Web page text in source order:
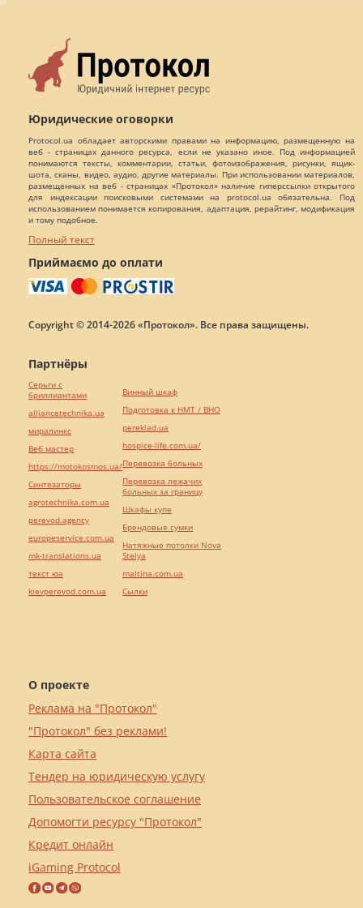
Юридические оговорки
Protocol.ua обладает авторскими правами на информацию, размещенную на
веб - страницах данного ресурса, если не указано иное. Под информацией
понимаются тексты, комментарии, статьи, фотоизображения, рисунки, ящик-
шота, сканы, видео, аудио, другие материалы. При использовании материалов,
размещенных на веб - страницах «Протокол» наличие гиперссылки открытого
для индексации поисковыми системами на protocol.ua обязательна. Под
использованием понимается копирования, адаптация, рерайтинг, модификация
и тому подобное.
Полный текст
Приймаємо до оплати
Copyright © 2014-2026 «Протокол». Все права защищены.
О проекте
Реклама на "Протокол"
"Протокол" без реклами!
Карта сайта
Тендер на юридическую услугу
Пользовательское соглашение
Допомогти ресурсу "Протокол"
Кредит онлайн
iGaming Protocol
Партнёры
Серьги с
бриллиантами
alliancetechnika.ua
миралинкс
Веб мастер
https://motokosmos.ua/
Синтезаторы
agrotechnika.com.ua
perevod.agency
europeservice.com.ua
mk-translations.ua
текст юа
kievperevod.com.ua
Винный шкаф
Подготовка к НМТ / ВНО
pereklad.ua
hospice-life.com.ua/
Перевозка больных
Перевозка лежачих
больных за границу
Шкафы купе
Брендовые сумки
Натяжные потолки Nova
Stelya
maltina.com.ua
Cылки